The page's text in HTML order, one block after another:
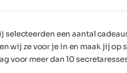
een aantal
wij ze voor je in en maak jij
voor meer dan 10